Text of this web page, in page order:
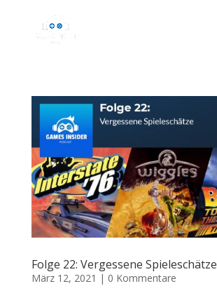
Folge 22: Vergessene Spieleschätze
März 12, 2021 | 0 Kommentare